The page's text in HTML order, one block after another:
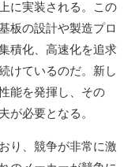
に実装される。この
板の設計や製造プロ
積化、高速化を追求
けているのだ。新し
能を発揮し、その
が必要となる。
り、競争が非常に激